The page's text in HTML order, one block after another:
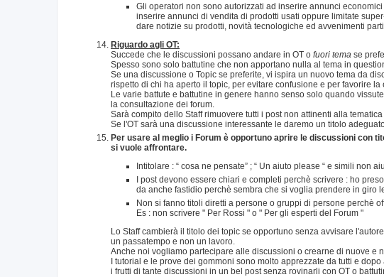
Gli operatori non sono autorizzati ad inserire annunci
inserire annunci di vendita di prodotti usati oppure limitate
dare notizie su prodotti, novità tecnologiche ed avvenimenti
Riguardo agli OT:
Succede che le discussioni possano andare in OT o fuori tema se
Spesso sono solo battutine che non apportano nulla al tema in
Se una discussione o Topic se preferite, vi ispira un nuovo tema da
rispetto di chi ha aperto il topic, per evitare confusione e per favorire la
Le varie battute e battutine in genere hanno senso solo quando
la consultazione dei forum.
Sarà compito dello Staff rimuovere tutti i post non attinenti alla
Se l'OT sarà una discussione interessante le daremo un titolo
Per usare al meglio i Forum è opportuno aprire le discussioni con
si vuole affrontare.
Intitolare : “ cosa ne pensate” ; “ Un aiuto please “ e simili non
I post devono essere chiari e completi perchè scrivere : ho
da anche fastidio perchè sembra che si voglia prendere in giro
Non si fanno titoli diretti a persone o gruppi di persone perchè
Es : non scrivere " Per Rossi " o " Per gli esperti del Forum "
Lo Staff cambierà il titolo dei topic se opportuno senza avvisare
un passatempo e non un lavoro.
Anche noi vogliamo partecipare alle discussioni o crearne di nuove e
I tutorial e le prove dei gommoni sono molto apprezzate da tutti e
i frutti di tante discussioni in un bel post senza rovinarli con OT o